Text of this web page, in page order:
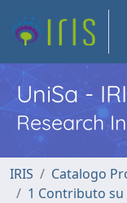
UniSa -
Research
IRIS
Catalogo
1 Contributo su